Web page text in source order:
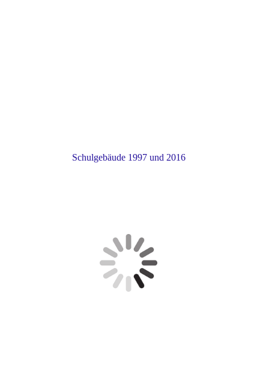
Schulgebäude 1997 und 2016